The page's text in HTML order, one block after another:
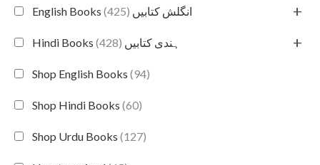
English Books انگلش کتابیں (425) +
Hindi Books ہندی کتابیں (428) +
Shop English Books (94)
Shop Hindi Books (60)
Shop Urdu Books (127)